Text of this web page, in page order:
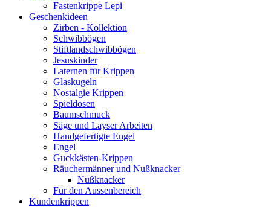
Fastenkrippe Lepi
Geschenkideen
Zirben - Kollektion
Schwibbögen
Stiftlandschwibbögen
Jesuskinder
Laternen für Krippen
Glaskugeln
Nostalgie Krippen
Spieldosen
Baumschmuck
Säge und Layser Arbeiten
Handgefertigte Engel
Engel
Guckkästen-Krippen
Räuchermänner und Nußknacker
Nußknacker
Für den Aussenbereich
Kundenkrippen